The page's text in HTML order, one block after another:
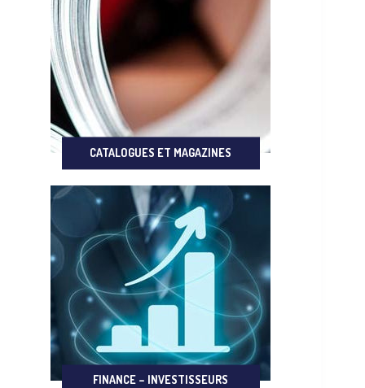
CATALOGUES ET MAGAZINES
FINANCE – INVESTISSEURS